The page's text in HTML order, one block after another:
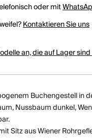
oder mit
Kontaktieren Sie uns
an, die auf Lager sind
Buchengestell in
Nussbaum dunkel,
Sitz aus Wiener